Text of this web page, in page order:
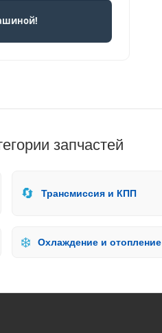
запчастей
🔄 Трансмиссия и КПП
❄️ Охлаждение и отопление